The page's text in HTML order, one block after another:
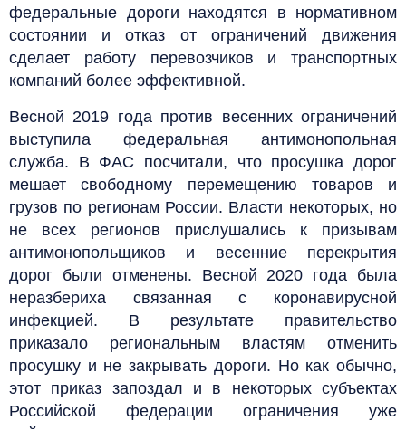
федеральные дороги находятся в нормативном
состоянии и отказ от ограничений движения
сделает работу перевозчиков и транспортных
компаний более эффективной.
Весной 2019 года против весенних ограничений
выступила федеральная антимонопольная
служба. В ФАС посчитали, что просушка дорог
мешает свободному перемещению товаров и
грузов по регионам России. Власти некоторых, но
не всех регионов прислушались к
призывам
антимонопольщиков и весенние перекрытия
дорог были отменены. Весной 2020 года была
неразбериха связанная с коронавирусной
инфекцией. В результате правительство
приказало региональным властям отменить
просушку и не закрывать дороги. Но как обычно,
этот приказ запоздал и в некоторых субъектах
Российской федерации ограничения уже